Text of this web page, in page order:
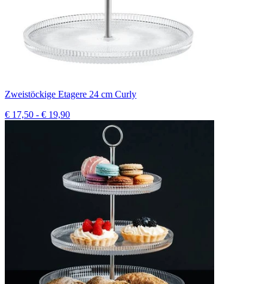
Zweistöckige Etagere 24 cm Curly
€ 17,50 - € 19,90